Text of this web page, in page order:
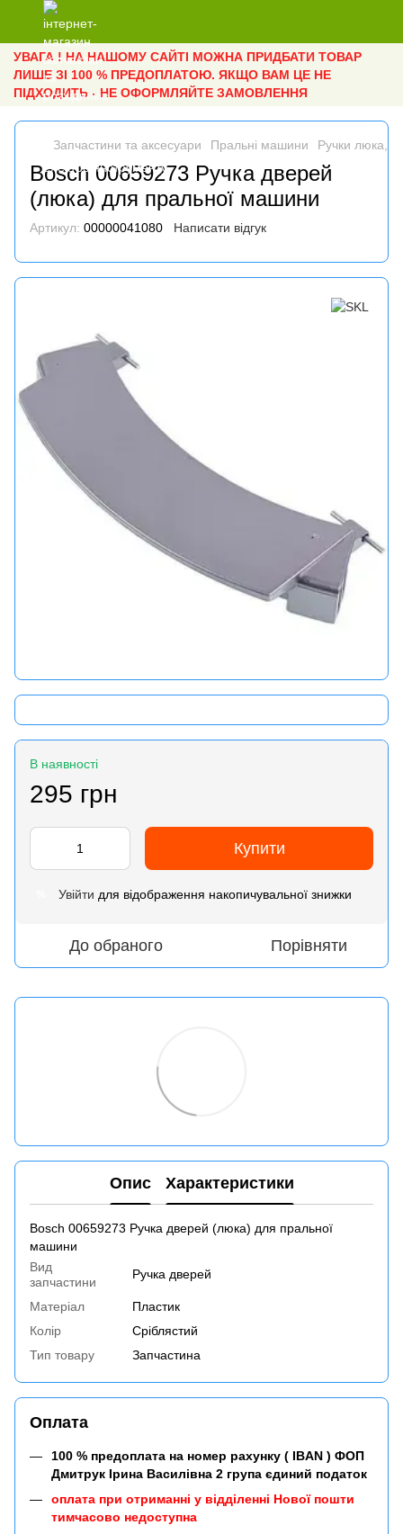
УВАГА ! НА НАШОМУ САЙТІ МОЖНА ПРИДБАТИ ТОВАР
ЛИШЕ ЗІ 100 % ПРЕДОПЛАТОЮ. ЯКЩО ВАМ ЦЕ НЕ
ПІДХОДИТЬ - НЕ ОФОРМЛЯЙТЕ ЗАМОВЛЕННЯ
Запчастини та аксесуари Пральні машини Ручки люка,
Bosch 00659273 Ручка дверей
(люка) для пральної машини
Артикул: 00000041080 Написати відгук
В наявності
295 грн
Купити
Увійти для відображення накопичувальної знижки
До обраного Порівняти
Опис Характеристики
Bosch 00659273 Ручка дверей (люка) для пральної
машини
Вид
запчастини
Ручка дверей
Матеріал
Пластик
Колір
Сріблястий
Тип товару
Запчастина
Оплата
100 % предоплата на номер рахунку ( IBAN ) ФОП
Дмитрук Ірина Василівна 2 група єдиний податок
оплата при отриманні у відділенні Нової пошти
тимчасово недоступна